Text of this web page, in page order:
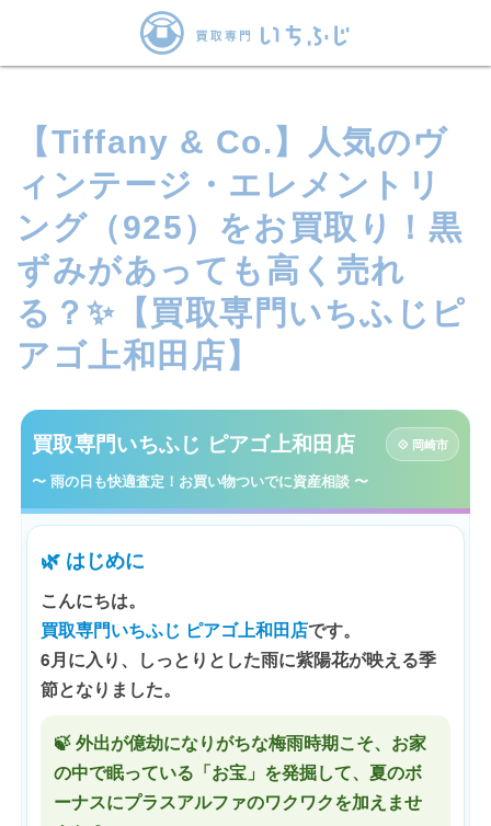
【Tiffany & Co.】人気のヴ
ィンテージ・エレメントリ
ング（925）をお買取り！黒
ずみがあっても高く売れ
る？✨【買取専門いちふじピ
アゴ上和田店】
買取専門いちふじ ピアゴ上和田店 💠 岡崎市
〜 雨の日も快適査定！お買い物ついでに資産相談 〜
🌿 はじめに
こんにちは。
買取専門いちふじ ピアゴ上和田店です。
6月に入り、しっとりとした雨に紫陽花が映える季
節となりました。
🍃 外出が億劫になりがちな梅雨時期こそ、お家
の中で眠っている「お宝」を発掘して、夏のボ
ーナスにプラスアルファのワクワクを加えませ